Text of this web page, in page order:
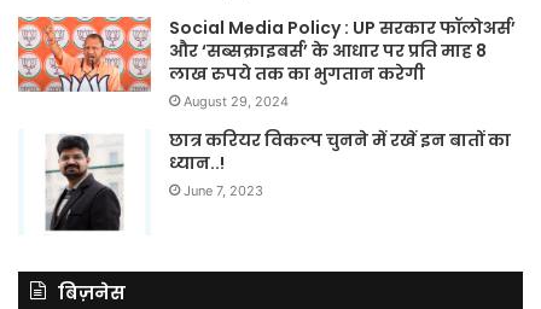
Social Media Policy : UP सरकार फॉलोअर्स’
और ‘सब्सक्राइबर्स’ के आधार पर प्रति माह 8
लाख रुपये तक का भुगतान करेगी
August 29, 2024
छात्र करियर विकल्प चुनने में रखें इन बातों का
ध्यान..!
June 7, 2023
बिज़नेस